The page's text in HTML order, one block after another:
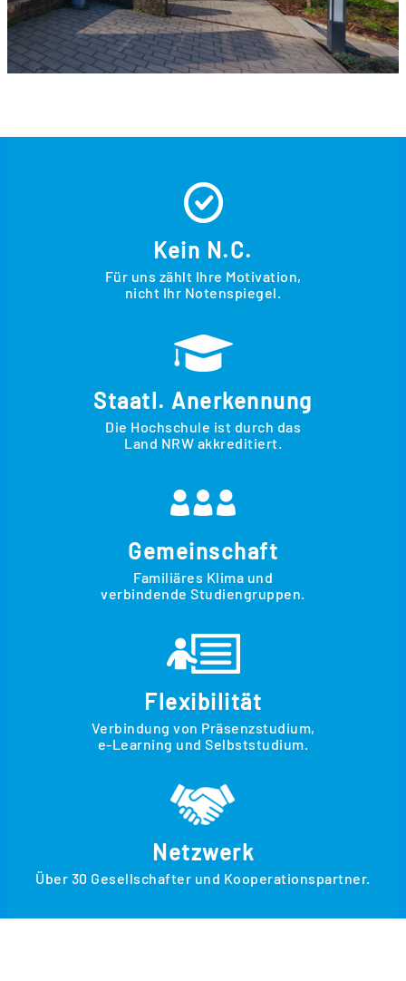
Kein N.C.
Für uns zählt Ihre Motivation,
nicht Ihr Notenspiegel.
Staatl. Anerkennung
Die Hochschule ist durch das
Land NRW akkreditiert.
Gemeinschaft
Familiäres Klima und
verbindende Studiengruppen.
Flexibilität
Verbindung von Präsenzstudium,
e-Learning und Selbststudium.
Netzwerk
Über 30 Gesellschafter und Kooperationspartner.